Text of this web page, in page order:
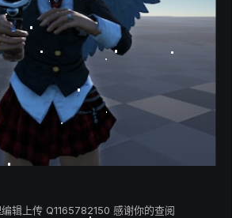
辑上传 Q1165782150 感谢你的查阅